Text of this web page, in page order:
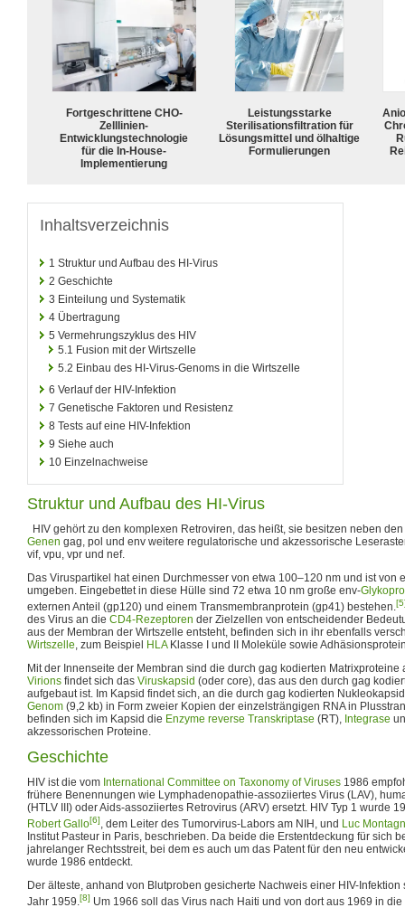
Fortgeschrittene CHO-
Zelllinien-
Entwicklungstechnologie
für die In-House-
Implementierung
Leistungsstarke
Sterilisationsfiltration für
Lösungsmittel und ölhaltige
Formulierungen
Inhaltsverzeichnis
1 Struktur und Aufbau des HI-Virus
2 Geschichte
3 Einteilung und Systematik
4 Übertragung
5 Vermehrungszyklus des HIV
5.1 Fusion mit der Wirtszelle
5.2 Einbau des HI-Virus-Genoms in die Wirtszelle
6 Verlauf der HIV-Infektion
7 Genetische Faktoren und Resistenz
8 Tests auf eine HIV-Infektion
9 Siehe auch
10 Einzelnachweise
Struktur und Aufbau des HI-Virus
HIV gehört zu den komplexen Retroviren, das heißt, sie besitzen neben
Genen gag, pol und env weitere regulatorische und akzessorische
vif, vpu, vpr und nef.
Das Viruspartikel hat einen Durchmesser von etwa 100–120 nm und ist von
umgeben. Eingebettet in diese Hülle sind 72 etwa 10 nm große env-
externen Anteil (gp120) und einem Transmembranprotein (gp41) bestehen.
des Virus an die CD4-Rezeptoren der Zielzellen von entscheidender
aus der Membran der Wirtszelle entsteht, befinden sich in ihr ebenfalls
Wirtszelle, zum Beispiel HLAKlasse I und II Moleküle sowie
Mit der Innenseite der Membran sind die durch gag kodierten Matrixproteine
Virions findet sich das Viruskapsid (oder core), das aus den durch gag
aufgebaut ist. Im Kapsid findet sich, an die durch gag kodierten
Genom (9,2 kb) in Form zweier Kopien der einzelsträngigen RNA in
befinden sich im Kapsid die Enzyme reverse Transkriptase (RT), Integrase
akzessorischen Proteine.
Geschichte
HIV ist die vom International Committee on Taxonomy of Viruses 1986
frühere Benennungen wie Lymphadenopathie-assoziiertes Virus (LAV),
(HTLV III) oder Aids-assoziiertes Retrovirus (ARV) ersetzt. HIV Typ 1 wurde
Robert Gallo[6], dem Leiter des Tumorvirus-Labors am NIH, und Luc
Institut Pasteur in Paris, beschrieben. Da beide die Erstentdeckung für sich
jahrelanger Rechtsstreit, bei dem es auch um das Patent für den neu
wurde 1986 entdeckt.
Der älteste, anhand von Blutproben gesicherte Nachweis einer HIV-Infektion
Jahr 1959.[8] Um 1966 soll das Virus nach Haiti und von dort aus 1969 in